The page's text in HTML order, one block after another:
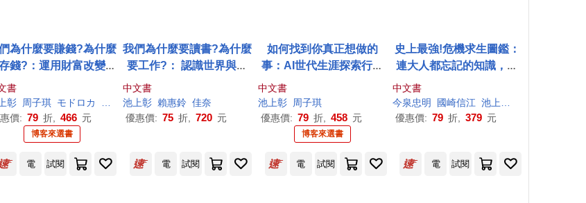
為什麼要賺錢?為什麼
錢?：運用財富改變未
，了解世界與自己的金
錢理財課
書
彰 周子琪 モドロカ
價: 79 折, 466 元
博客來選書
我們為什麼要讀書?為什麼
要工作?： 認識世界與自
己，啟動未來無限可能(全
套兩冊)
中文書
池上彰 賴惠鈴 佳奈
優惠價: 75 折, 720 元
如何找到你真正想做的
事：AI世代生涯探索行動
中文書
池上彰
周子琪
優惠價: 79 折, 458 元
博客來選書
史上最強!危機求生圖鑑：
連大人都忘記的知識，是
該重新認識的時候!
中文書
今泉忠明
國崎信江 池上
優惠價: 79 折, 379 元
電 試閱 電 試閱 電 試閱 電 試閱